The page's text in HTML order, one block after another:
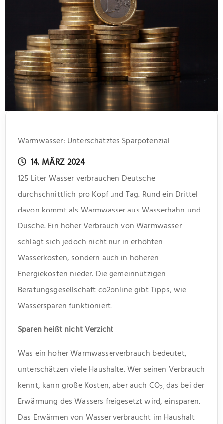
Warmwasser: Unterschätztes Sparpotenzial
14. MÄRZ 2024
125 Liter Wasser verbrauchen Deutsche
durchschnittlich pro Kopf und Tag. Rund ein Drittel
davon kommt als Warmwasser aus Wasserhahn und
Dusche. Ein hoher Verbrauch von Warmwasser
schlägt sich jedoch nicht nur in erhöhten
Wasserkosten, sondern auch in höheren
Energiekosten nieder. Die gemeinnützigen
Beratungsgesellschaft co2online gibt Tipps, wie
Wassersparen funktioniert.
Sparen heißt nicht Verzicht
Was ein hoher Warmwasserverbrauch bedeutet,
unterschätzen viele Haushalte. Wer seinen Verbrauch
kennt, kann große Kosten, aber auch CO2, das bei der
Erwärmung des Wassers freigesetzt wird, einsparen.
Das Erwärmen von Wasser verbraucht im Haushalt